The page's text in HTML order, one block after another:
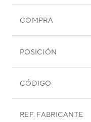
COMPRA
POSICIÓN
CÓDIGO
REF. FABRICANTE